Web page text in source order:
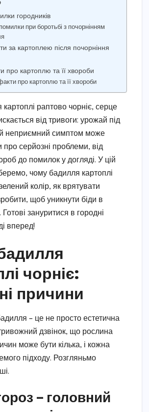
городників
помилки при боротьбі з почорнінням
за картоплею після почорніння
про картоплю та її хвороби
про картоплю та її хвороби
раптово чорніє, серце
від тривоги: урожай під
неприємний симптом може
про серйозні проблеми, від
до помилок у догляді. У цій
чому бадилля картоплі
колір, як врятувати
щоб уникнути біди в
зануритися в городні
вперед!
чорніє:
причини
– це не просто естетична
дзвінок, що рослина
може бути кілька, і кожна
підходу. Розгляньмо
– головний